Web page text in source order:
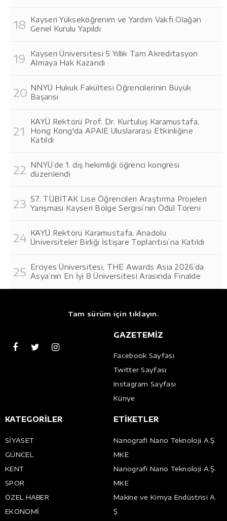
Kayseri Yükseköğrenim ve Yardım Vakfı Olağan
Genel Kurulu Yapıldı
Kayseri Üniversitesi 5 Yıllık Tam Akreditasyon
Almaya Hak Kazandı
NNYÜ Hukuk Fakültesi Öğrencilerinin Büyük
Başarısı
KAYÜ Rektörü Prof. Dr. Kurtuluş Karamustafa,
Hong Kong'da APAIE Uluslararası Etkinliğine
Katıldı
NNYÜ’de 1. diş hekimliği öğrenci kongresi
düzenlendi
57. TÜBİTAK Lise Öğrencileri Araştırma Projeleri
Yarışması Kayseri Bölge Sergisi’nin Ödül Töreni
KAYÜ Rektörü Karamustafa, Anadolu
Üniversiteler Birliği İstişare Toplantısı’na Katıldı
Erciyes Üniversitesi, THE Awards Asia 2026’da
Asya’nın En İyi 8 Üniversitesi Arasında Finalde
Tam sürüm için tıklayın.
GAZETEMİZ
Facebook Sayfası
Twitter Sayfası
Instagram Sayfası
Künye
KATEGORİLER
SİYASET
GÜNCEL
KENT
SPOR
ÖZEL HABER
EKONOMİ
ETİKETLER
Nanografi Nano Teknoloji A.Ş.
MKE
Nanografi Nano Teknoloji A.Ş.
MKE
Makine ve Kimya Endüstrisi A.
Ş.